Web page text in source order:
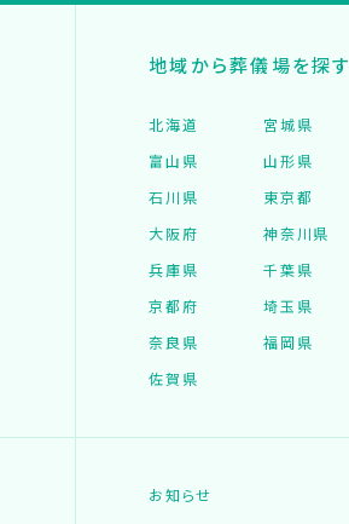
地域から葬儀場を探す
北海道
宮城県
富山県
山形県
石川県
東京都
大阪府
神奈川県
兵庫県
千葉県
京都府
埼玉県
奈良県
福岡県
佐賀県
お知らせ